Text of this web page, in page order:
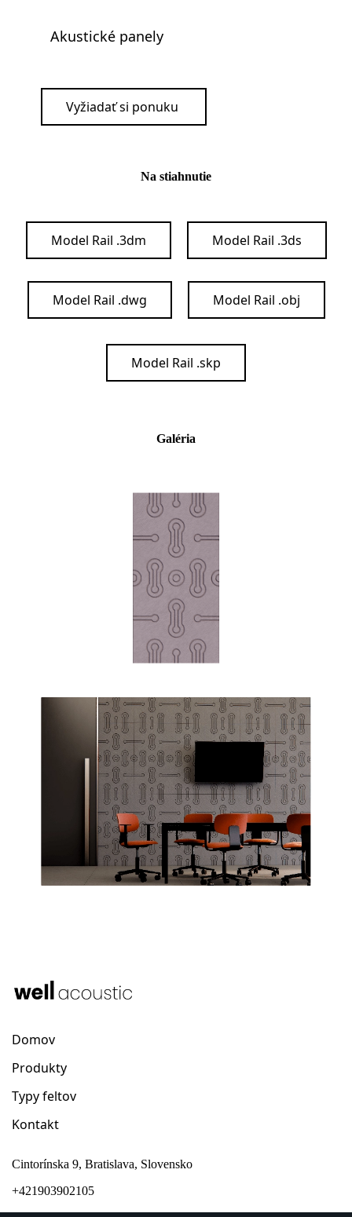
Akustické panely
Vyžiadať si ponuku
Na stiahnutie
Model Rail .3dm Model Rail .3ds
Model Rail .dwg Model Rail .obj
Model Rail .skp
Galéria
Domov
Produkty
Typy feltov
Kontakt
Cintorínska 9, Bratislava, Slovensko
+421903902105